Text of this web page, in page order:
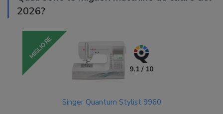
2026?
MIGLIORE
9.1 / 10
Singer Quantum Stylist 9960